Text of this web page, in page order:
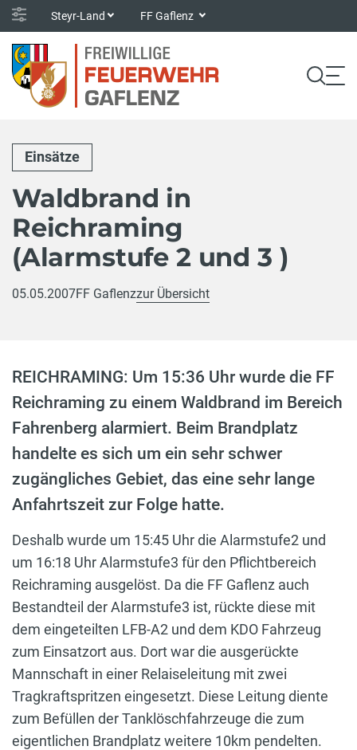
Steyr-Land FF Gaflenz
Einsätze
Waldbrand in
Reichraming
(Alarmstufe 2 und 3 )
05.05.2007FF Gaflenzzur Übersicht
REICHRAMING: Um 15:36 Uhr wurde die FF
Reichraming zu einem Waldbrand im Bereich
Fahrenberg alarmiert. Beim Brandplatz
handelte es sich um ein sehr schwer
zugängliches Gebiet, das eine sehr lange
Anfahrtszeit zur Folge hatte.
Deshalb wurde um 15:45 Uhr die Alarmstufe2 und
um 16:18 Uhr Alarmstufe3 für den Pflichtbereich
Reichraming ausgelöst. Da die FF Gaflenz auch
Bestandteil der Alarmstufe3 ist, rückte diese mit
dem eingeteilten LFB-A2 und dem KDO Fahrzeug
zum Einsatzort aus. Dort war die ausgerückte
Mannschaft in einer Relaiseleitung mit zwei
Tragkraftspritzen eingesetzt. Diese Leitung diente
zum Befüllen der Tanklöschfahrzeuge die zum
eigentlichen Brandplatz weitere 10km pendelten.